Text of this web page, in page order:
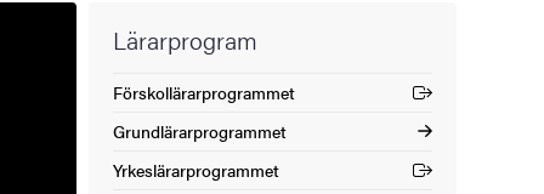
Lärarprogram
Förskollärarprogrammet
(Extern länk)
Grundlärarprogrammet
Yrkeslärarprogrammet
(Extern länk)